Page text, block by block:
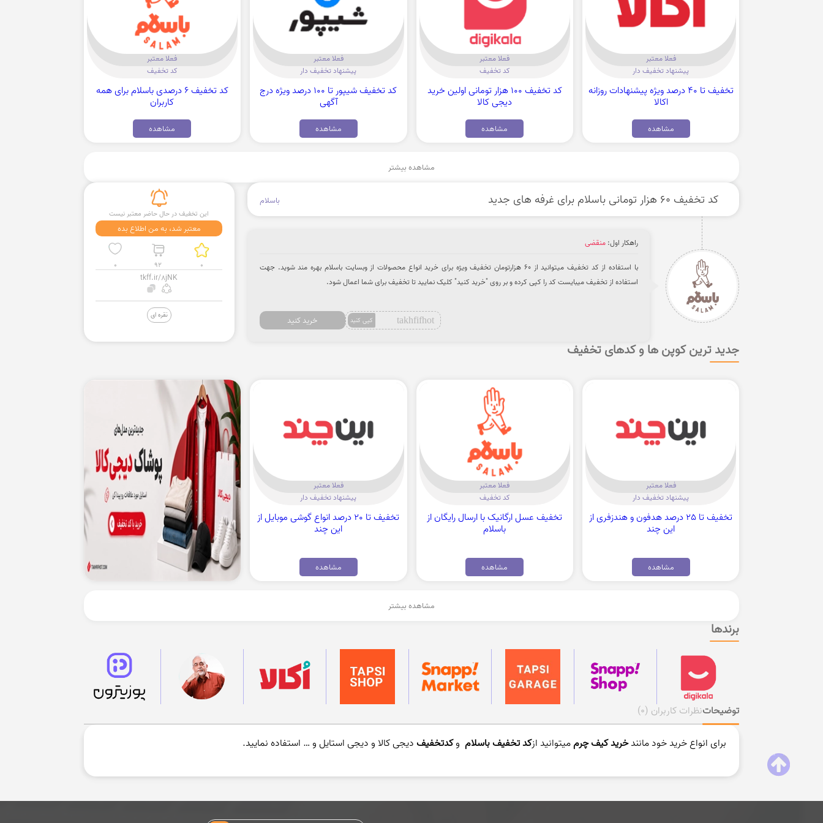
فعلا معتبر
پیشنهاد تخفیف دار
تخفیف تا 40 درصد ویژه پیشنهادات روزانه
اکالا
مشاهده
فعلا معتبر
کد تخفیف
کد تخفیف 100 هزار تومانی اولین خرید
دیجی کالا
مشاهده
فعلا معتبر
پیشنهاد تخفیف دار
کد تخفیف شیپور تا 100 درصد ویژه درج
آگهی
مشاهده
فعلا معتبر
کد تخفیف
کد تخفیف 6 درصدی باسلام برای همه
کاربران
مشاهده
مشاهده بیشتر
کد تخفیف 60 هزار تومانی باسلام برای غرفه های جدید باسلام
این تخفیف در حال حاضر معتبر نیست
معتبر شد، به من اطلاع بده
0 92 0
tkff.ir/8jNK
نقره ای
راهکار اول:منقضی
با استفاده از کد تخفیف میتوانید از 60 هزارتومان تخفیف ویژه برای خرید انواع محصولات از وبسایت باسلام بهره مند شوید. جهت
استفاده از تخفیف میبایست کد را کپی کرده و بر روی "خرید کنید" کلیک نمایید تا تخفیف برای شما اعمال شود.
takhfifhot کپی کنید خرید کنید
جدید ترین کوپن ها و کدهای تخفیف
فعلا معتبر
پیشنهاد تخفیف دار
تخفیف تا 25 درصد هدفون و هندزفری از
این چند
مشاهده
فعلا معتبر
کد تخفیف
تخفیف عسل ارگانیک با ارسال رایگان از
باسلام
مشاهده
فعلا معتبر
پیشنهاد تخفیف دار
تخفیف تا 20 درصد انواع گوشی موبایل از
این چند
مشاهده
مشاهده بیشتر
برندها
توضیحاتنظرات کاربران (0)
برای انواع خرید خود مانند خرید کیف چرم میتوانید ازکد تخفیف باسلام و کدتخفیف دیجی کالا و دیجی استایل و … استفاده نمایید.